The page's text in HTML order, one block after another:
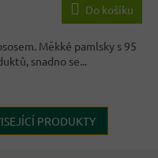
Do košíku
Měkké pamlsky s 95
snadno se...
PRODUKTY